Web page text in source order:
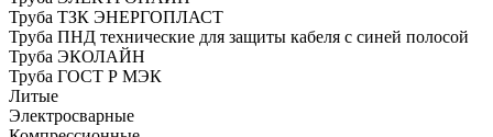
Труба ТЗК ЭНЕРГОПЛАСТ
Труба ПНД технические для защиты кабеля с синей полосой
Труба ЭКОЛАЙН
Труба ГОСТ Р МЭК
Литые
Электросварные